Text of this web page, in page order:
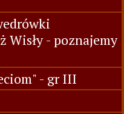
Wisły - poznajemy
- gr III